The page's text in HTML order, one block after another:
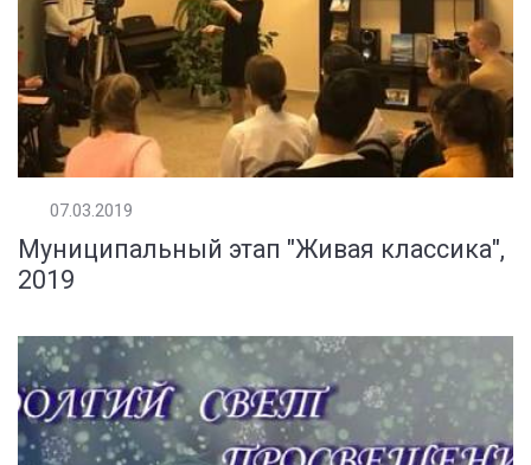
07.03.2019
Муниципальный этап "Живая классика",
2019